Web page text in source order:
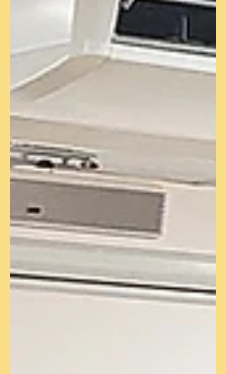
weit daneben. Dahinter verbirgt sich einer der aktivsten
gemeinnützigen Kultur- und Sportvereine des 23. Wiener
Gemeindebezirks, der weit über die Bezirksgrenzen
hinaus für Stimmung, Gemeinschaft und Wohltätigkeit
sorgt. Ob synchrone Schrittfolgen beim Line Dance,
eigene Sendungsformate im Country-Radio oder
handfeste Benefizaktionen für den guten Zweck – der
Verein unter der